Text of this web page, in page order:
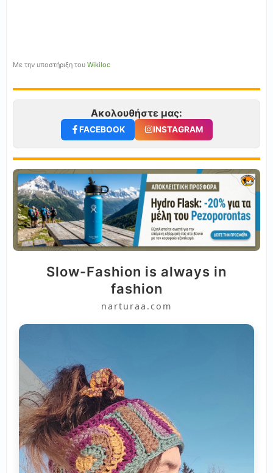
Με την υποστήριξη του Wikiloc
Ακολουθήστε μας:
FACEBOOK INSTAGRAM
Slow-Fashion is always in
fashion
narturaa.com